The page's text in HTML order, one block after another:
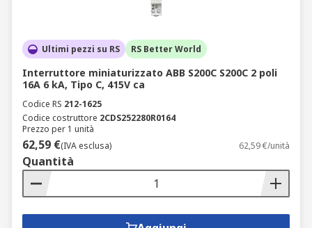
Ultimi pezzi su RS RS Better World
Interruttore miniaturizzato ABB S200C S200C 2 poli
16A 6 kA, Tipo C, 415V ca
Codice RS 212-1625
Codice costruttore 2CDS252280R0164
Prezzo per 1 unità
62,59 €(IVA esclusa) 62,59 €/unità
Quantità